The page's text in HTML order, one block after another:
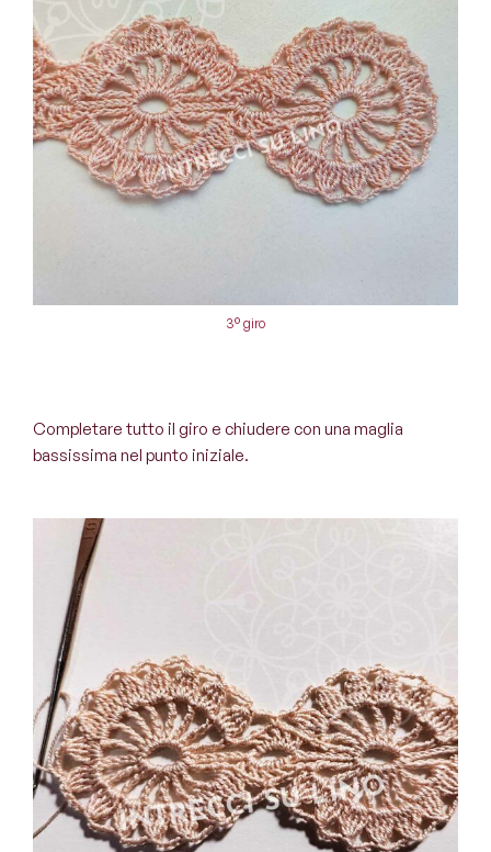
3° giro
Completare tutto il giro e chiudere con una maglia
bassissima nel punto iniziale.